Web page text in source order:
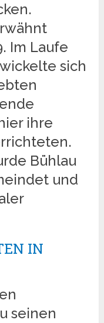
Im Laufe
sich
ihre
Bühlau
und
IN
seinen